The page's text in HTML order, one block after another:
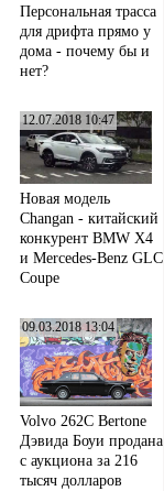
Персональная трасса
для дрифта прямо у
дома - почему бы и
нет?
12.07.2018 10:47
Новая модель
Changan - китайский
конкурент BMW X4
и Mercedes-Benz GLC
Coupe
09.03.2018 13:04
Volvo 262C Bertone
Дэвида Боуи продана
с аукциона за 216
тысяч долларов